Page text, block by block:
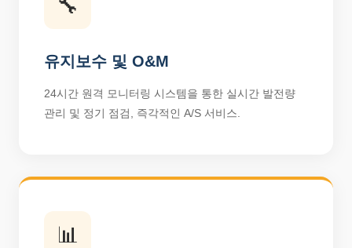
🔧
유지보수 및 O&M
24시간 원격 모니터링 시스템을 통한 실시간 발전량
관리 및 정기 점검, 즉각적인 A/S 서비스.
📊